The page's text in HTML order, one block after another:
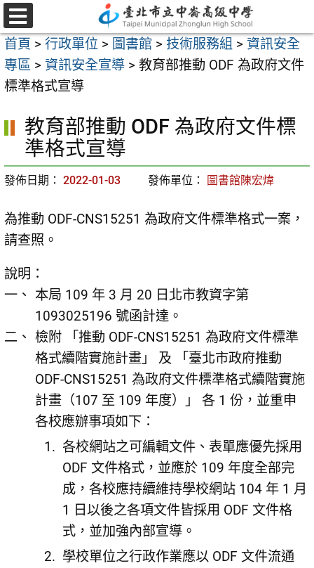
跳
至
主
要
內
區
選
單
首頁 > 行政單位 > 圖書館 > 技術服務組 > 資訊安全
專區 > 資訊安全宣導 > 教育部推動 ODF 為政府文件
標準格式宣導
教育部推動 ODF 為政府文件標
準格式宣導
發佈日期： 2022-01-03 發佈單位： 圖書館陳宏煒
為推動 ODF-CNS15251 為政府文件標準格式一案，
請查照。
說明：
本局 109 年 3 月 20 日北市教資字第
1093025196 號函計達。
檢附 「推動 ODF-CNS15251 為政府文件標準
格式續階實施計畫」 及 「臺北市政府推動
ODF-CNS15251 為政府文件標準格式續階實施
計畫（107 至 109 年度）」 各 1 份，並重申
各校應辦事項如下：
各校網站之可編輯文件、表單應優先採用
ODF 文件格式，並應於 109 年度全部完
成，各校應持續維持學校網站 104 年 1 月
1 日以後之各項文件皆採用 ODF 文件格
式，並加強內部宣導。
學校單位之行政作業應以 ODF 文件流通